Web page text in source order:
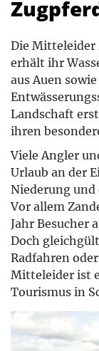
Die Mitteleider
erhält ihr
aus Auen
Landschaft
ihren
Viele Angler
Urlaub an der
Niederung und
Vor allem
Jahr Besucher
Doch
Radfahren
Mitteleider ist
Tourismus in